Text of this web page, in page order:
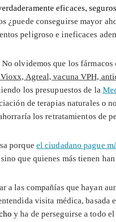
eficaces,
¿puede conseguirse mayor
peligroso e ineficaces
No olvidemos que los
Agreal, vacuna VPH,
los presupuestos de la
de terapias naturales o
los retratamientos de
porque el ciudadano pague
que quienes más tienen
a las compañías que hayan
visita médica, basada
y ha de perseguirse a todo